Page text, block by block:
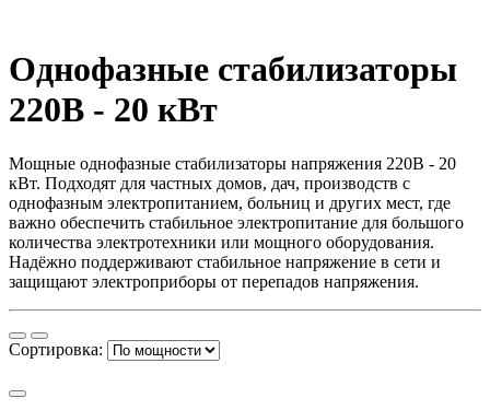
Однофазные стабилизаторы
220В - 20 кВт
Мощные однофазные стабилизаторы напряжения 220В - 20
кВт. Подходят для частных домов, дач, производств с
однофазным электропитанием, больниц и других мест, где
важно обеспечить стабильное электропитание для большого
количества электротехники или мощного оборудования.
Надёжно поддерживают стабильное напряжение в сети и
защищают электроприборы от перепадов напряжения.
Сортировка: